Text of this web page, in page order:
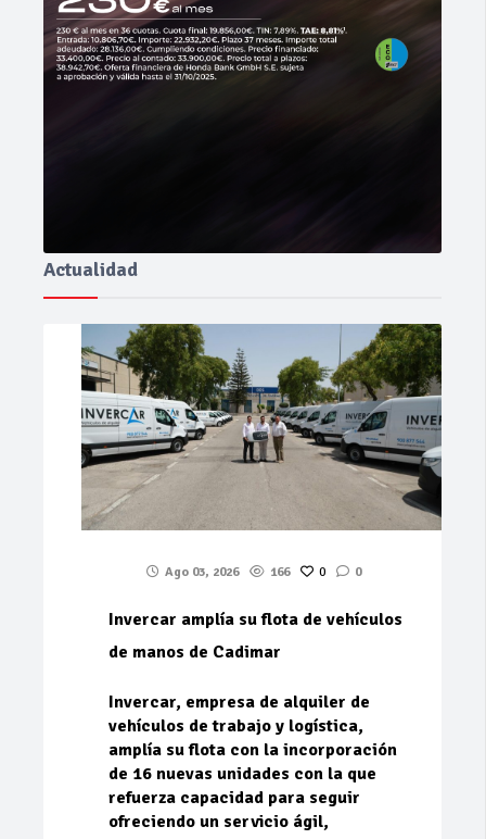
Actualidad
Ago 03, 2026 166 0 0
Invercar amplía su flota de vehículos
de manos de Cadimar
Invercar, empresa de alquiler de
vehículos de trabajo y logística,
amplía su flota con la incorporación
de 16 nuevas unidades con la que
refuerza capacidad para seguir
ofreciendo un servicio ágil,